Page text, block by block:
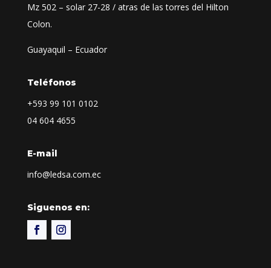
Mz 502 – solar 27-28 / atras de las torres del Hilton
Colon.
Guayaquil – Ecuador
Teléfonos
+593 99 101 0102
04 604 4655
E-mail
info@ledsa.com.ec
Siguenos en: